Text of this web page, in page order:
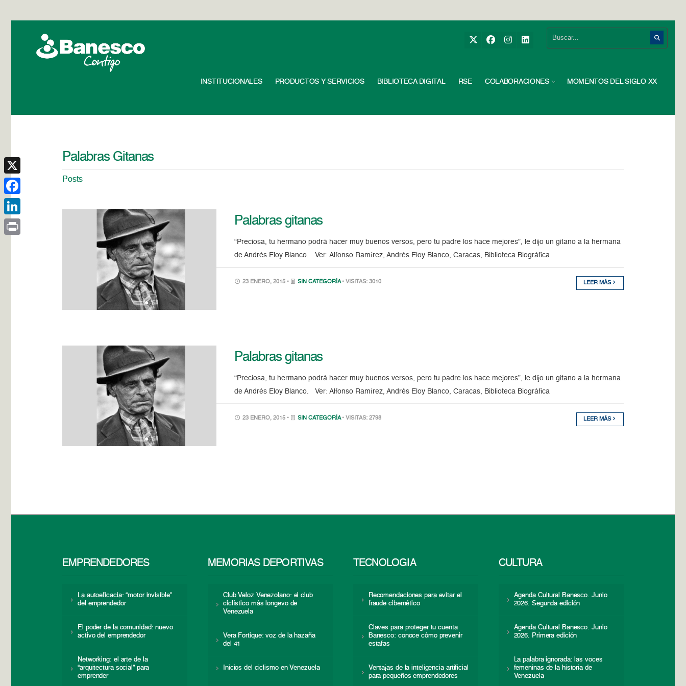
INSTITUCIONALES PRODUCTOS Y SERVICIOS BIBLIOTECA DIGITAL RSE COLABORACIONES MOMENTOS DEL SIGLO XX
Palabras Gitanas
Posts
Palabras gitanas
“Preciosa, tu hermano podrá hacer muy buenos versos, pero tu padre los hace mejores”, le dijo un gitano a la hermana
de Andrés Eloy Blanco. Ver: Alfonso Ramírez, Andrés Eloy Blanco, Caracas, Biblioteca Biográfica
23 ENERO, 2015 • SIN CATEGORÍA • VISITAS: 3010 LEER MÁS
Palabras gitanas
“Preciosa, tu hermano podrá hacer muy buenos versos, pero tu padre los hace mejores”, le dijo un gitano a la hermana
de Andrés Eloy Blanco. Ver: Alfonso Ramírez, Andrés Eloy Blanco, Caracas, Biblioteca Biográfica
23 ENERO, 2015 • SIN CATEGORÍA • VISITAS: 2798 LEER MÁS
EMPRENDEDORES
La autoeficacia: “motor invisible”
del emprendedor
El poder de la comunidad: nuevo
activo del emprendedor
Networking: el arte de la
“arquitectura social” para
emprender
MEMORIAS DEPORTIVAS
Club Veloz Venezolano: el club
ciclístico más longevo de
Venezuela
Vera Fortique: voz de la hazaña
del 41
Inicios del ciclismo en Venezuela
TECNOLOGÍA
Recomendaciones para evitar el
fraude cibernético
Claves para proteger tu cuenta
Banesco: conoce cómo prevenir
estafas
Ventajas de la inteligencia artificial
para pequeños emprendedores
CULTURA
Agenda Cultural Banesco. Junio
2026. Segunda edición
Agenda Cultural Banesco. Junio
2026. Primera edición
La palabra ignorada: las voces
femeninas de la historia de
Venezuela
X
Facebook
LinkedIn